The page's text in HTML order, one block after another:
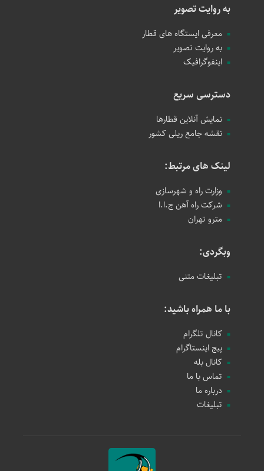
به روایت تصویر
معرفی ایستگاه های قطار
به روایت تصویر
اینفوگرافیک
دسترسی سریع
نمایش آنلاین قطارها
نقشه جامع ریلی کشور
لینک های مرتبط:
وزارت راه و شهرسازی
شرکت راه آهن ج.ا.ا
مترو تهران
وبگردی:
تبلیغات متنی
با ما همراه باشید:
کانال تلگرام
پیج اینستاگرام
کانال بله
تماس با ما
درباره ما
تبلیغات